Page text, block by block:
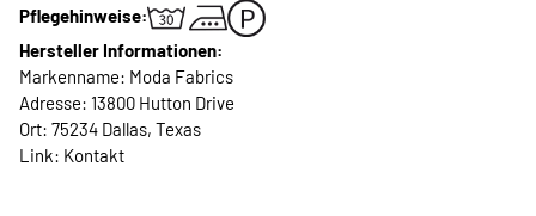
Pflegehinweise:
Hersteller Informationen:
Markenname: Moda Fabrics
Adresse: 13800 Hutton Drive
Ort: 75234 Dallas, Texas
Link: Kontakt